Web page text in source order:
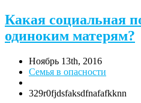
Какая социальная
одиноким матерям?
Ноябрь 13th, 2016
Семья в опасности
329r0fjdsfaksdfnafafkknn